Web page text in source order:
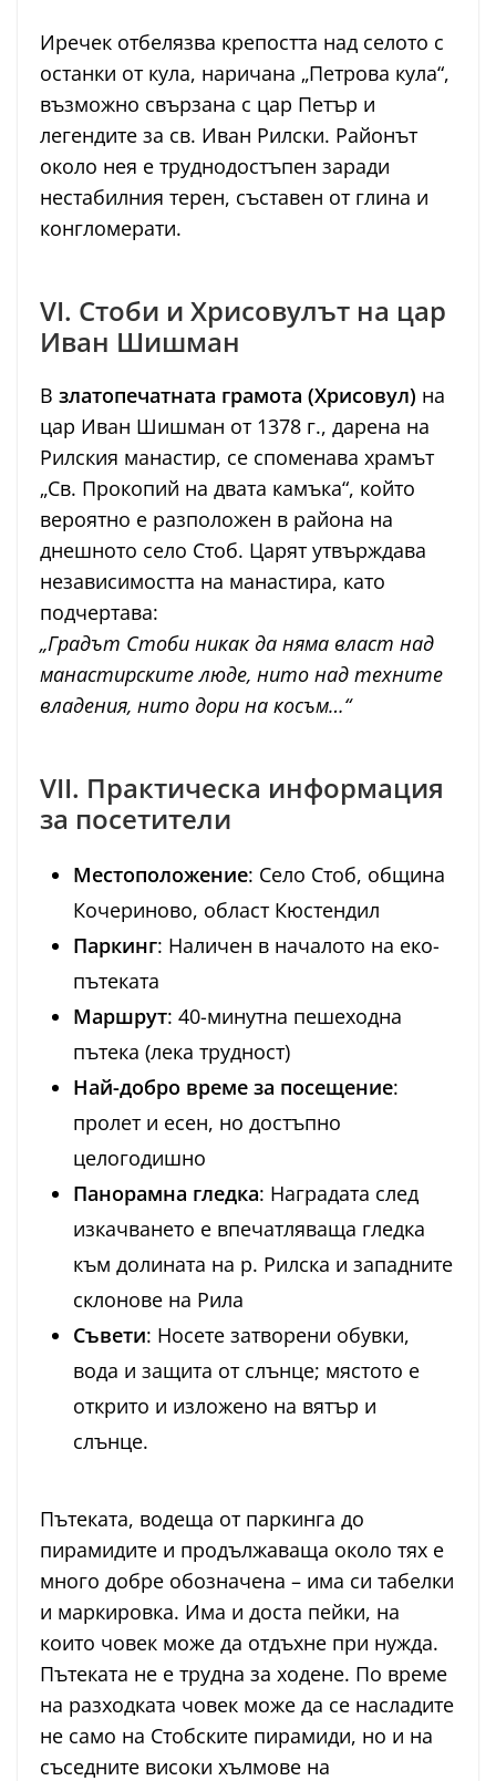
Иречек отбелязва крепостта над селото с
останки от кула, наричана „Петрова кула“,
възможно свързана с цар Петър и
легендите за св. Иван Рилски. Районът
около нея е труднодостъпен заради
нестабилния терен, съставен от глина и
конгломерати.
VI. Стоби и Хрисовулът на цар
Иван Шишман
В златопечатната грамота (Хрисовул) на
цар Иван Шишман от 1378 г., дарена на
Рилския манастир, се споменава храмът
„Св. Прокопий на двата камъка“, който
вероятно е разположен в района на
днешното село Стоб. Царят утвърждава
независимостта на манастира, като
подчертава:
„Градът Стоби никак да няма власт над
манастирските люде, нито над техните
владения, нито дори на косъм…“
VII. Практическа информация
за посетители
Местоположение: Село Стоб, община
Кочериново, област Кюстендил
Паркинг: Наличен в началото на еко-
пътеката
Маршрут: 40-минутна пешеходна
пътека (лека трудност)
Най-добро време за посещение:
пролет и есен, но достъпно
целогодишно
Панорамна гледка: Наградата след
изкачването е впечатляваща гледка
към долината на р. Рилска и западните
склонове на Рила
Съвети: Носете затворени обувки,
вода и защита от слънце; мястото е
открито и изложено на вятър и
слънце.
Пътеката, водеща от паркинга до
пирамидите и продължаваща около тях е
много добре обозначена – има си табелки
и маркировка. Има и доста пейки, на
които човек може да отдъхне при нужда.
Пътеката не е трудна за ходене. По време
на разходката човек може да се насладите
не само на Стобските пирамиди, но и на
съседните високи хълмове на